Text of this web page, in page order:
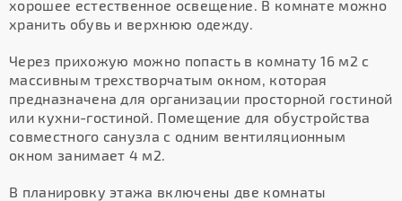
хорошее естественное освещение. В комнате можно
хранить обувь и верхнюю одежду.
Через прихожую можно попасть в комнату 16 м2 с
массивным трехстворчатым окном, которая
предназначена для организации просторной гостиной
или кухни-гостиной. Помещение для обустройства
совместного санузла с одним вентиляционным
окном занимает 4 м2.
В планировку этажа включены две комнаты